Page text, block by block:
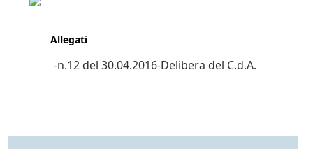
Allegati
-n.12 del 30.04.2016-Delibera del C.d.A.